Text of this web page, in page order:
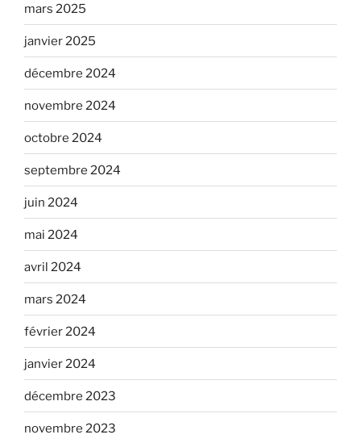
mars 2025
janvier 2025
décembre 2024
novembre 2024
octobre 2024
septembre 2024
juin 2024
mai 2024
avril 2024
mars 2024
février 2024
janvier 2024
décembre 2023
novembre 2023